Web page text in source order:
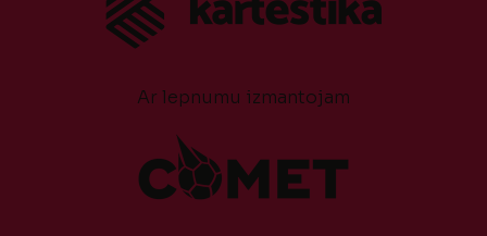
Ar lepnumu izmantojam